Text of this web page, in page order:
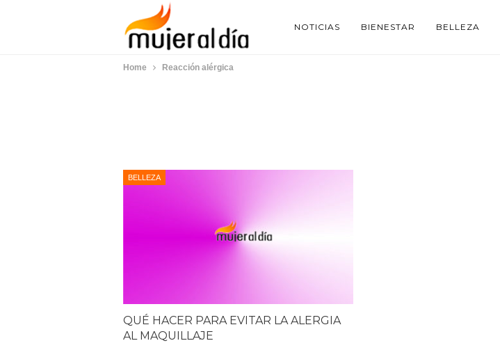
NOTICIAS BIENESTAR BELLEZA
Home Reacción alérgica
BELLEZA
QUÉ HACER PARA EVITAR LA ALERGIA
AL MAQUILLAJE